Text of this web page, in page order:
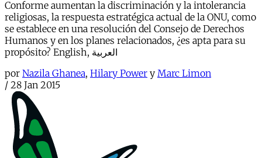
Conforme aumentan la discriminación y la intolerancia
religiosas, la respuesta estratégica actual de la ONU, como
se establece en una resolución del Consejo de Derechos
Humanos y en los planes relacionados, ¿es apta para su
propósito? English, العربية
por Nazila Ghanea, Hilary Power y Marc Limon
/ 28 Jan 2015